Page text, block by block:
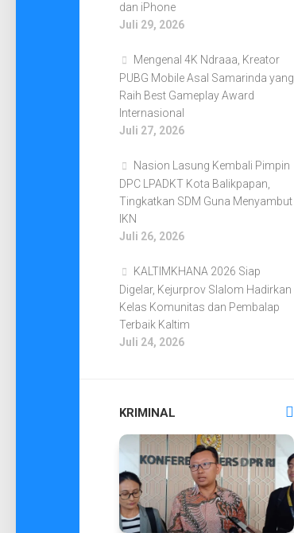
dan iPhone
Juli 29, 2026
Mengenal 4K Ndraaa, Kreator
PUBG Mobile Asal Samarinda yang
Raih Best Gameplay Award
Internasional
Juli 27, 2026
Nasion Lasung Kembali Pimpin
DPC LPADKT Kota Balikpapan,
Tingkatkan SDM Guna Menyambut
IKN
Juli 26, 2026
KALTIMKHANA 2026 Siap
Digelar, Kejurprov Slalom Hadirkan
Kelas Komunitas dan Pembalap
Terbaik Kaltim
Juli 24, 2026
KRIMINAL